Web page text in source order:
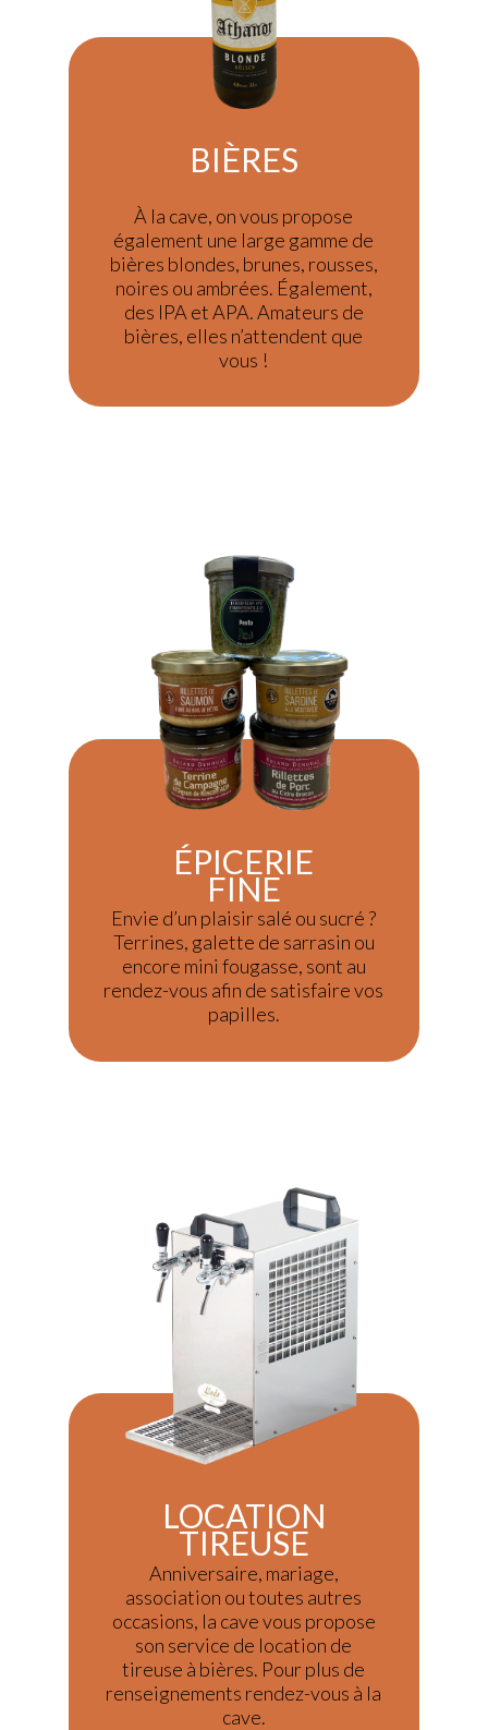
BIÈRES
À la cave, on vous propose
également une large gamme de
bières blondes, brunes, rousses,
noires ou ambrées. Également,
des IPA et APA. Amateurs de
bières, elles n’attendent que
vous !
ÉPICERIE
FINE
Envie d’un plaisir salé ou sucré ?
Terrines, galette de sarrasin ou
encore mini fougasse, sont au
rendez-vous afin de satisfaire vos
papilles.
LOCATION
TIREUSE
Anniversaire, mariage,
association ou toutes autres
occasions, la cave vous propose
son service de location de
tireuse à bières. Pour plus de
renseignements rendez-vous à la
cave.